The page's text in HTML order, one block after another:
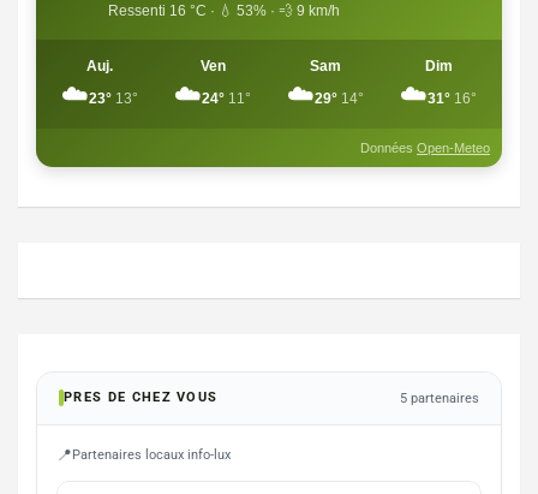
Ressenti 16 °C · 💧 53% · 💨 9 km/h
Auj.
☁️23° 13°
Ven
☁️24° 11°
Sam
☁️29° 14°
Dim
☁️31° 16°
Données Open-Meteo
PRES DE CHEZ VOUS 5 partenaires
Partenaires locaux info-lux